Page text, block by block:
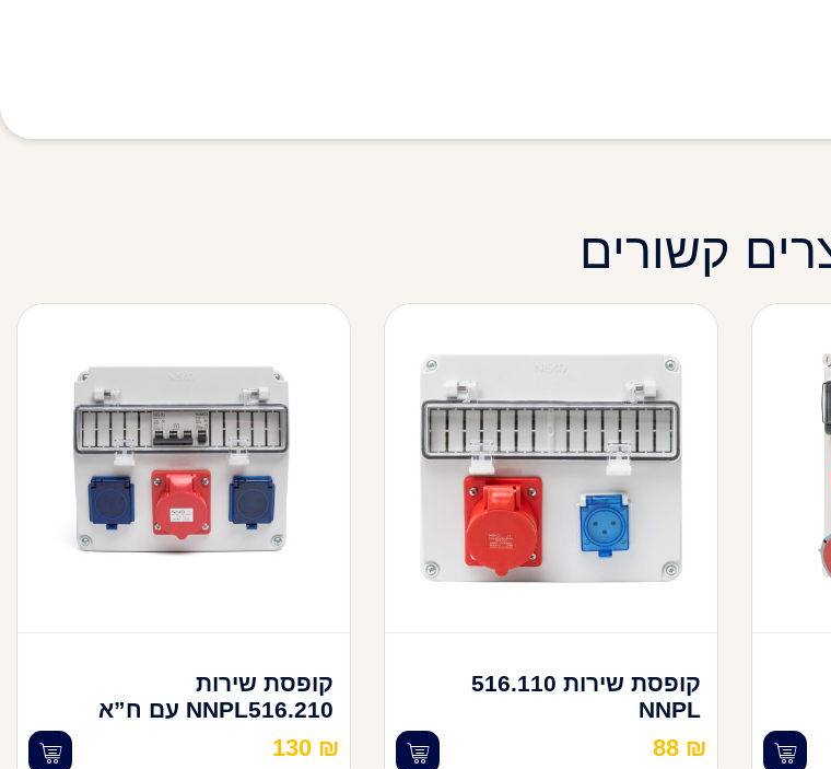
קשורים
קופסת שירות 516.110
NNPL
88 ₪
קופסת שירות
NNPL516.210 עם ח”א
130 ₪